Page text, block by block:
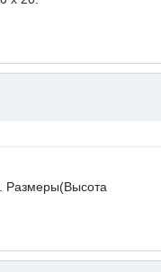
Размеры(Высота